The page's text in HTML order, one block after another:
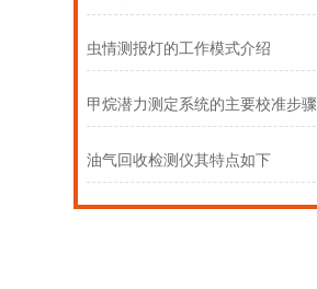
虫情测报灯的工作模式介绍
甲烷潜力测定系统的主要校准步骤
油气回收检测仪其特点如下